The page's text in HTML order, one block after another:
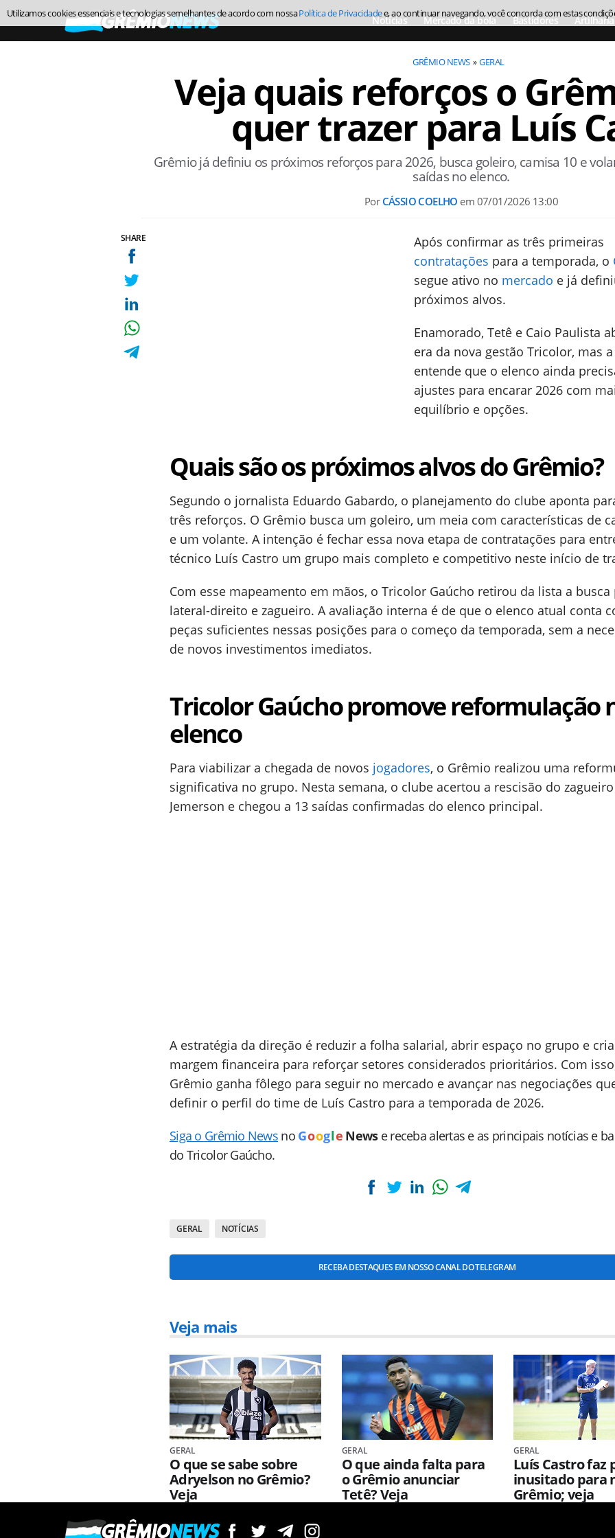
Notícias Mercado da bola Bastidores Artilharia
GRÊMIO NEWS GERAL
Veja quais reforços o
quer trazer para Luís
Grêmio já definiu os próximos reforços para 2026, busca goleiro, camisa 10 e
saídas no elenco.
Por CÁSSIO COELHO em 07/01/2026 13:00
SHARE
Após confirmar as três primeiras
contratações para a temporada, o
segue ativo no mercado e já
próximos alvos.
Enamorado, Tetê e Caio Paulista
era da nova gestão Tricolor, mas
entende que o elenco ainda
ajustes para encarar 2026 com
equilíbrio e opções.
Quais são os próximos alvos do Grêmio?
Segundo o jornalista Eduardo Gabardo, o planejamento do clube aponta
três reforços. O Grêmio busca um goleiro, um meia com características de
e um volante. A intenção é fechar essa nova etapa de contratações para
técnico Luís Castro um grupo mais completo e competitivo neste início de
Com esse mapeamento em mãos, o Tricolor Gaúcho retirou da lista a busca
lateral-direito e zagueiro. A avaliação interna é de que o elenco atual conta
peças suficientes nessas posições para o começo da temporada, sem a
de novos investimentos imediatos.
Tricolor Gaúcho promove reformulação
elenco
Para viabilizar a chegada de novos jogadores, o Grêmio realizou uma
significativa no grupo. Nesta semana, o clube acertou a rescisão do zagueiro
Jemerson e chegou a 13 saídas confirmadas do elenco principal.
A estratégia da direção é reduzir a folha salarial, abrir espaço no grupo e
margem financeira para reforçar setores considerados prioritários. Com
Grêmio ganha fôlego para seguir no mercado e avançar nas negociações
definir o perfil do time de Luís Castro para a temporada de 2026.
Siga o Grêmio News no Goog le News e receba alertas e as principais notícias e
do Tricolor Gaúcho.
GERAL NOTÍCIAS
RECEBA DESTAQUES EM NOSSO CANAL DO TELEGRAM
Veja mais
GERAL
O que se sabe sobre
Adryelson no Grêmio?
Veja
GERAL
O que ainda falta para
o Grêmio anunciar
Tetê? Veja
GERAL
Luís Castro faz
inusitado para
Grêmio; veja
Utilizamos cookies essenciais e tecnologias semelhantes de acordo com nossaPolítica de Privacidadee, ao continuar navegando, você concorda com estas